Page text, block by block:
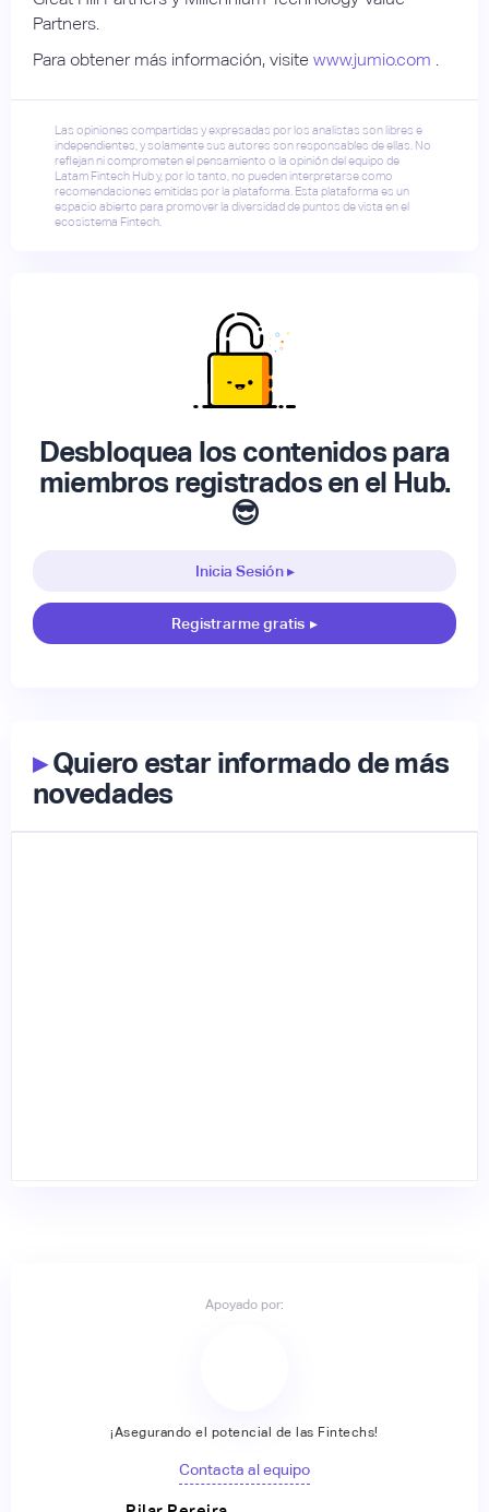
Partners.
Para obtener más información, visite www.jumio.com
Las opiniones compartidas y expresadas por los analistas son libres e
independientes, y solamente sus autores son responsables de ellas. No
reflejan ni comprometen el pensamiento o la opinión del equipo de
Latam Fintech Hub y, por lo tanto, no pueden interpretarse como
recomendaciones emitidas por la plataforma. Esta plataforma es un
espacio abierto para promover la diversidad de puntos de vista en el
ecosistema Fintech.
Desbloquea los contenidos para
miembros registrados en el Hub.
😎
Inicia Sesión ▸
Registrarme gratis ▸
▸Quiero estar informado de más
novedades
Apoyado por:
¡Asegurando el potencial de las Fintechs!
Contacta al equipo